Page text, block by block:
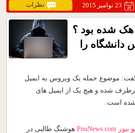
نظرات 23 نوامبر 2015
هک شده بود ؟
را
موضوع حمله یک ویروس به ایمیل
برطرف شده و هیچ یک از ایمیل های
است.
نیوز PnuNews.com هوشنگ طالبی در